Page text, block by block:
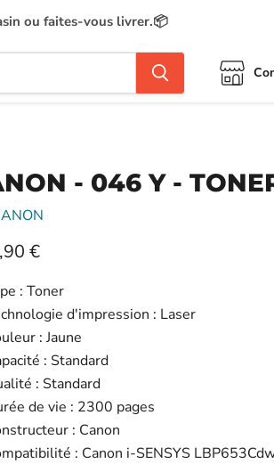
ou faites-vous livrer.📦
- 046 Y -
€
: Toner
d'impression : Laser
: Jaune
: Standard
: Standard
de vie : 2300 pages
: Canon
: Canon i-SENSYS